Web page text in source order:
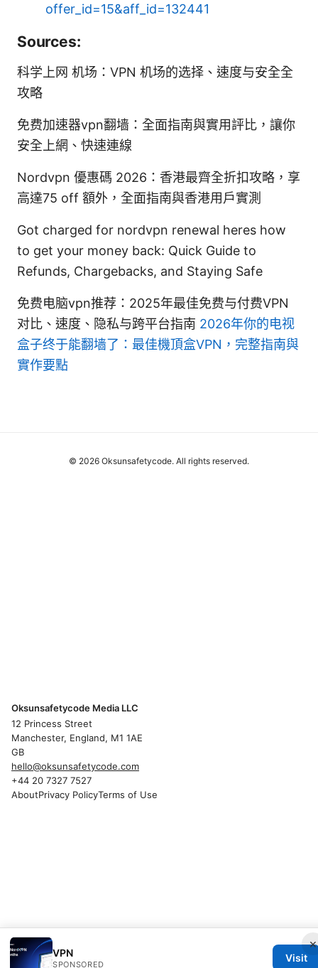
offer_id=15&aff_id=132441
Sources:
科学上网 机场：VPN 机场的选择、速度与安全全
攻略
免费加速器vpn翻墙：全面指南與實用評比，讓你
安全上網、快速連線
Nordvpn 優惠碼 2026：香港最齊全折扣攻略，享
高達75 off 額外，全面指南與香港用戶實測
Got charged for nordvpn renewal heres how
to get your money back: Quick Guide to
Refunds, Chargebacks, and Staying Safe
免费电脑vpn推荐：2025年最佳免费与付费VPN
对比、速度、隐私与跨平台指南 2026年你的电视
盒子终于能翻墙了：最佳機頂盒VPN，完整指南與
實作要點
×
VPN
SPONSORED
Visit
© 2026 Oksunsafetycode. All rights reserved.
Oksunsafetycode Media LLC
12 Princess Street
Manchester, England, M1 1AE
GB
hello@oksunsafetycode.com
+44 20 7327 7527
AboutPrivacy PolicyTerms of Use